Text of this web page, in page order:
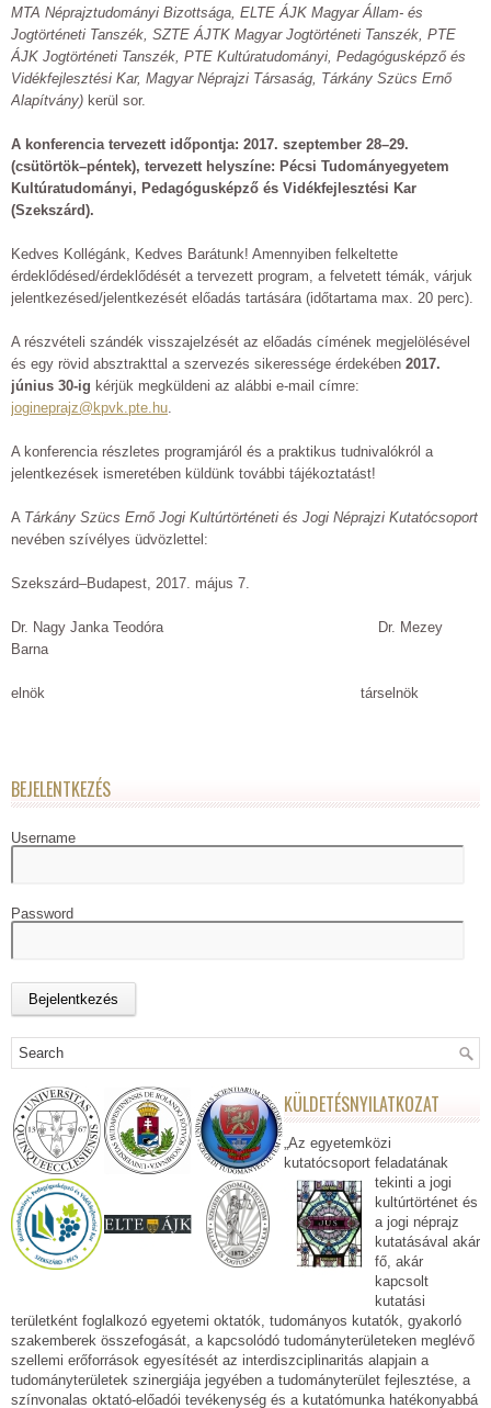
MTA Néprajztudományi Bizottsága, ELTE ÁJK Magyar Állam- és
Jogtörténeti Tanszék, SZTE ÁJTK Magyar Jogtörténeti Tanszék, PTE
ÁJK Jogtörténeti Tanszék, PTE Kultúratudományi, Pedagógusképző és
Vidékfejlesztési Kar, Magyar Néprajzi Társaság, Tárkány Szücs Ernő
Alapítvány) kerül sor.
A konferencia tervezett időpontja: 2017. szeptember 28–29.
(csütörtök–péntek), tervezett helyszíne: Pécsi Tudományegyetem
Kultúratudományi, Pedagógusképző és Vidékfejlesztési Kar
(Szekszárd).
Kedves Kollégánk, Kedves Barátunk! Amennyiben felkeltette
érdeklődésed/érdeklődését a tervezett program, a felvetett témák, várjuk
jelentkezésed/jelentkezését előadás tartására (időtartama max. 20 perc).
A részvételi szándék visszajelzését az előadás címének megjelölésével
és egy rövid absztrakttal a szervezés sikeressége érdekében 2017.
június 30-ig kérjük megküldeni az alábbi e-mail címre:
jogineprajz@kpvk.pte.hu
A konferencia részletes programjáról és a praktikus tudnivalókról a
jelentkezések ismeretében küldünk további tájékoztatást!
A Tárkány Szücs Ernő Jogi Kultúrtörténeti és Jogi Néprajzi Kutatócsoport
nevében szívélyes üdvözlettel:
Szekszárd–Budapest, 2017. május 7.
Dr. Nagy Janka Teodóra Dr. Mezey
Barna
elnök társelnök
BEJELENTKEZÉS
Username
Password
KÜLDETÉSNYILATKOZAT
„Az egyetemközi
kutatócsoport feladatának
tekinti a jogi
kultúrtörténet és
a jogi néprajz
kutatásával akár
fő, akár
kapcsolt
kutatási
területként foglalkozó egyetemi oktatók, tudományos kutatók, gyakorló
szakemberek összefogását, a kapcsolódó tudományterületeken meglévő
szellemi erőforrások egyesítését az interdiszciplinaritás alapjain a
tudományterületek szinergiája jegyében a tudományterület fejlesztése, a
színvonalas oktató-előadói tevékenység és a kutatómunka hatékonyabbá